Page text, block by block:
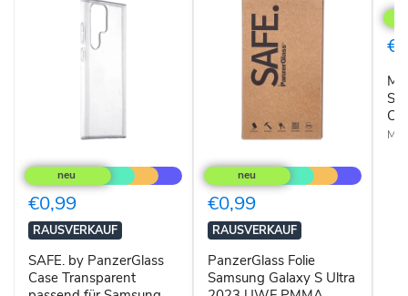
by
PanzerGlass
Case
Transparent
passend
für
Samsung
Galaxy
S23
€0,99
RAUSVERKAUF
SAFE. by PanzerGlass
Case Transparent
Folie
Samsung
Galaxy
S
Ultra
2023
UWF
PMMA
€0,99
RAUSVERKAUF
PanzerGlass Folie
Samsung Galaxy S Ultra
S23